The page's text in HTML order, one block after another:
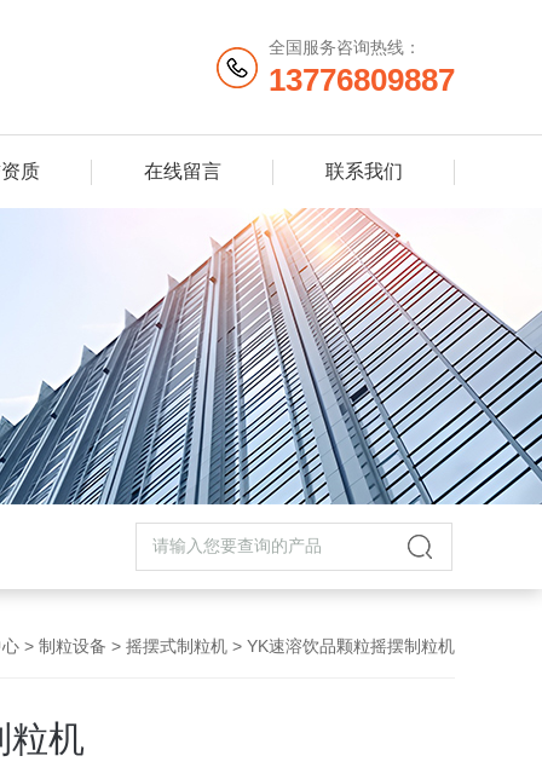
全国服务咨询热线：
13776809887
质 在线留言 联系我们
> 制粒设备 > 摇摆式制粒机 > YK速溶饮品颗粒摇摆制粒机
粒机